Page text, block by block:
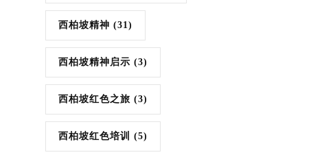
西柏坡精神 (31)
西柏坡精神启示 (3)
西柏坡红色之旅 (3)
西柏坡红色培训 (5)